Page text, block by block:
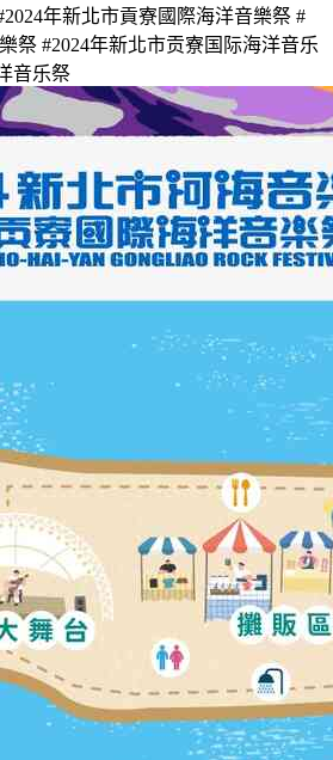
年新北市貢寮國際海洋音樂祭 #
祭 #2024年新北市贡寮国际海洋音乐
音乐祭